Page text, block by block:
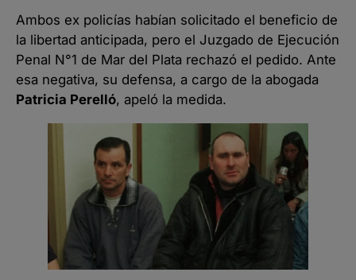
Ambos ex policías habían solicitado el beneficio de
la libertad anticipada, pero el Juzgado de Ejecución
Penal N°1 de Mar del Plata rechazó el pedido. Ante
esa negativa, su defensa, a cargo de la abogada
Patricia Perelló, apeló la medida.